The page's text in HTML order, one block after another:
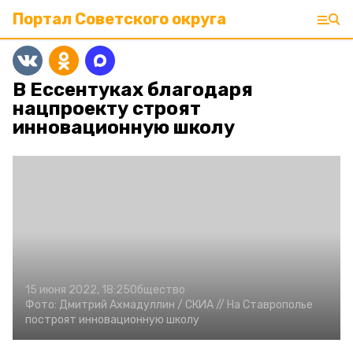
Портал Советского округа
В Ессентуках благодаря
нацпроекту строят
инновационную школу
15 июня 2022, 18:25Общество
Фото: Дмитрий Ахмадуллин / СКИА // На Ставрополье
построят инновационную школу